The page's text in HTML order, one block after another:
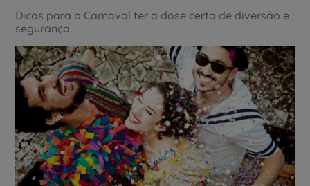
Dicas para o Carnaval ter a dose certa de diversão e
segurança.